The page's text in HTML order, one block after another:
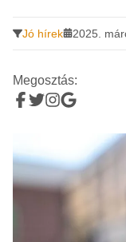
Jó hírek 2025.
Megosztás: